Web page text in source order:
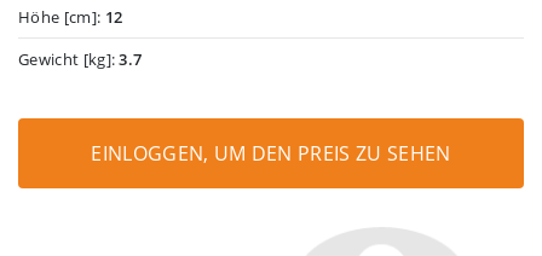
Höhe [cm]: 12
Gewicht [kg]:3.7
EINLOGGEN, UM DEN PREIS ZU SEHEN